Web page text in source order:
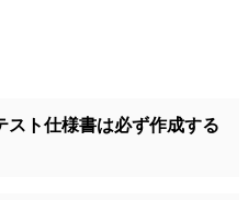
ト仕様書は必ず作成する